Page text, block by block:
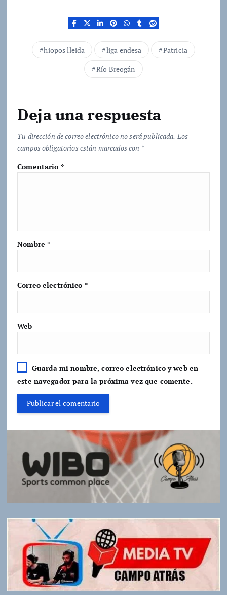
hiopos lleida liga endesa
Patricia
Río Breogán
Deja una respuesta
Tu dirección de correo electrónico no será publicada. Los
campos obligatorios están marcados con *
Comentario *
Nombre*
Correo electrónico *
Web
Guarda mi nombre, correo electrónico y web en
este navegador para la próxima vez que comente.